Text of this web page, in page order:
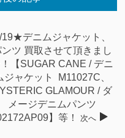
19★デニムジャケット、
ンツ 買取させて頂きまし
【SUGAR CANE / デニ
ジャケット M11027C、
GLAMOUR / ダ
メージデニムパンツ
】等！
次へ